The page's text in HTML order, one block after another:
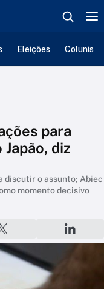
Eleições
para
diz
discutir o assunto; Abiec
momento decisivo